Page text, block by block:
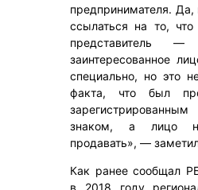
предпринимателя.
ссылаться на то,
представитель
заинтересованное
специально, но это
факта, что был
знаком, а лицо
продавать», —
Как ранее сообщал
в 2018 году